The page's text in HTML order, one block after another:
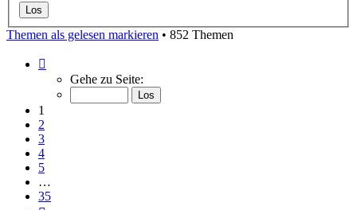
Themen als gelesen markieren • 852 Themen
von
Gehe zu Seite:
1
2
3
4
5
…
35